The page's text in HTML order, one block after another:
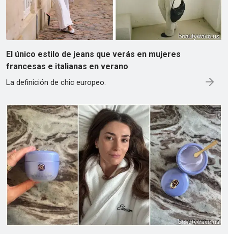
El único estilo de jeans que verás en mujeres
francesas e italianas en verano
La definición de chic europeo.